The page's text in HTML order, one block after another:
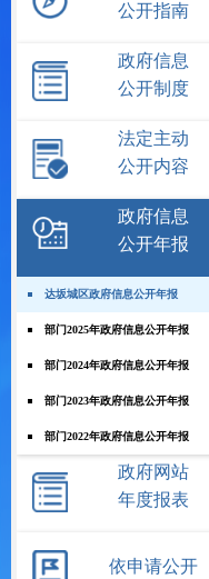
公开指南
政府信息
公开制度
法定主动
公开内容
政府信息
公开年报
达坂城区政府信息公开年报
部门2025年政府信息公开年报
部门2024年政府信息公开年报
部门2023年政府信息公开年报
部门2022年政府信息公开年报
政府网站
年度报表
依申请公开